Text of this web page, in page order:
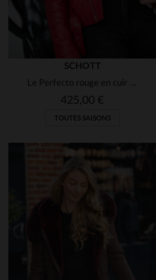
SCHOTT
Le Perfecto rouge en cuir d'agneau souple. Un modèle Schott féminin.
425,00 €
TOUTES SAISONS